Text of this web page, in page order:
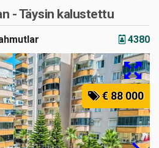
- Täysin kalustettu
4380
€ 88 000